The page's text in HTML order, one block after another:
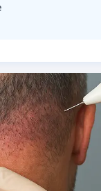
par rapport aux